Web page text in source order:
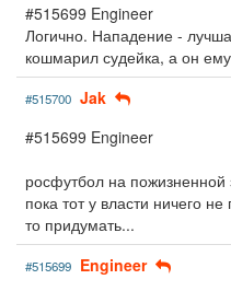
#515699 Engineer
Логично. Нападение -
кошмарил судейка, а он
#515700 Jak
#515699 Engineer
росфутбол на пожизненной
пока тот у власти ничего
то придумать...
#515699 Engineer